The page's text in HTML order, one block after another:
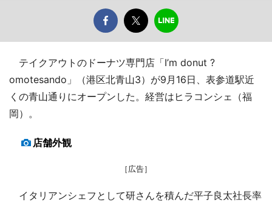
テイクアウトのドーナツ専門店「I’m donut ?
omotesando」（港区北青山3）が9月16日、表参道駅近
くの青山通りにオープンした。経営はヒラコンシェ（福
岡）。
店舗外観
［広告］
イタリアンシェフとして研さんを積んだ平子良太社長率